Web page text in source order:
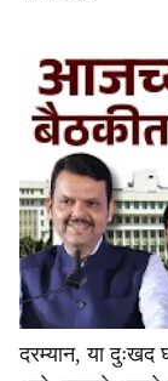
दरम्यान, या दुःखद